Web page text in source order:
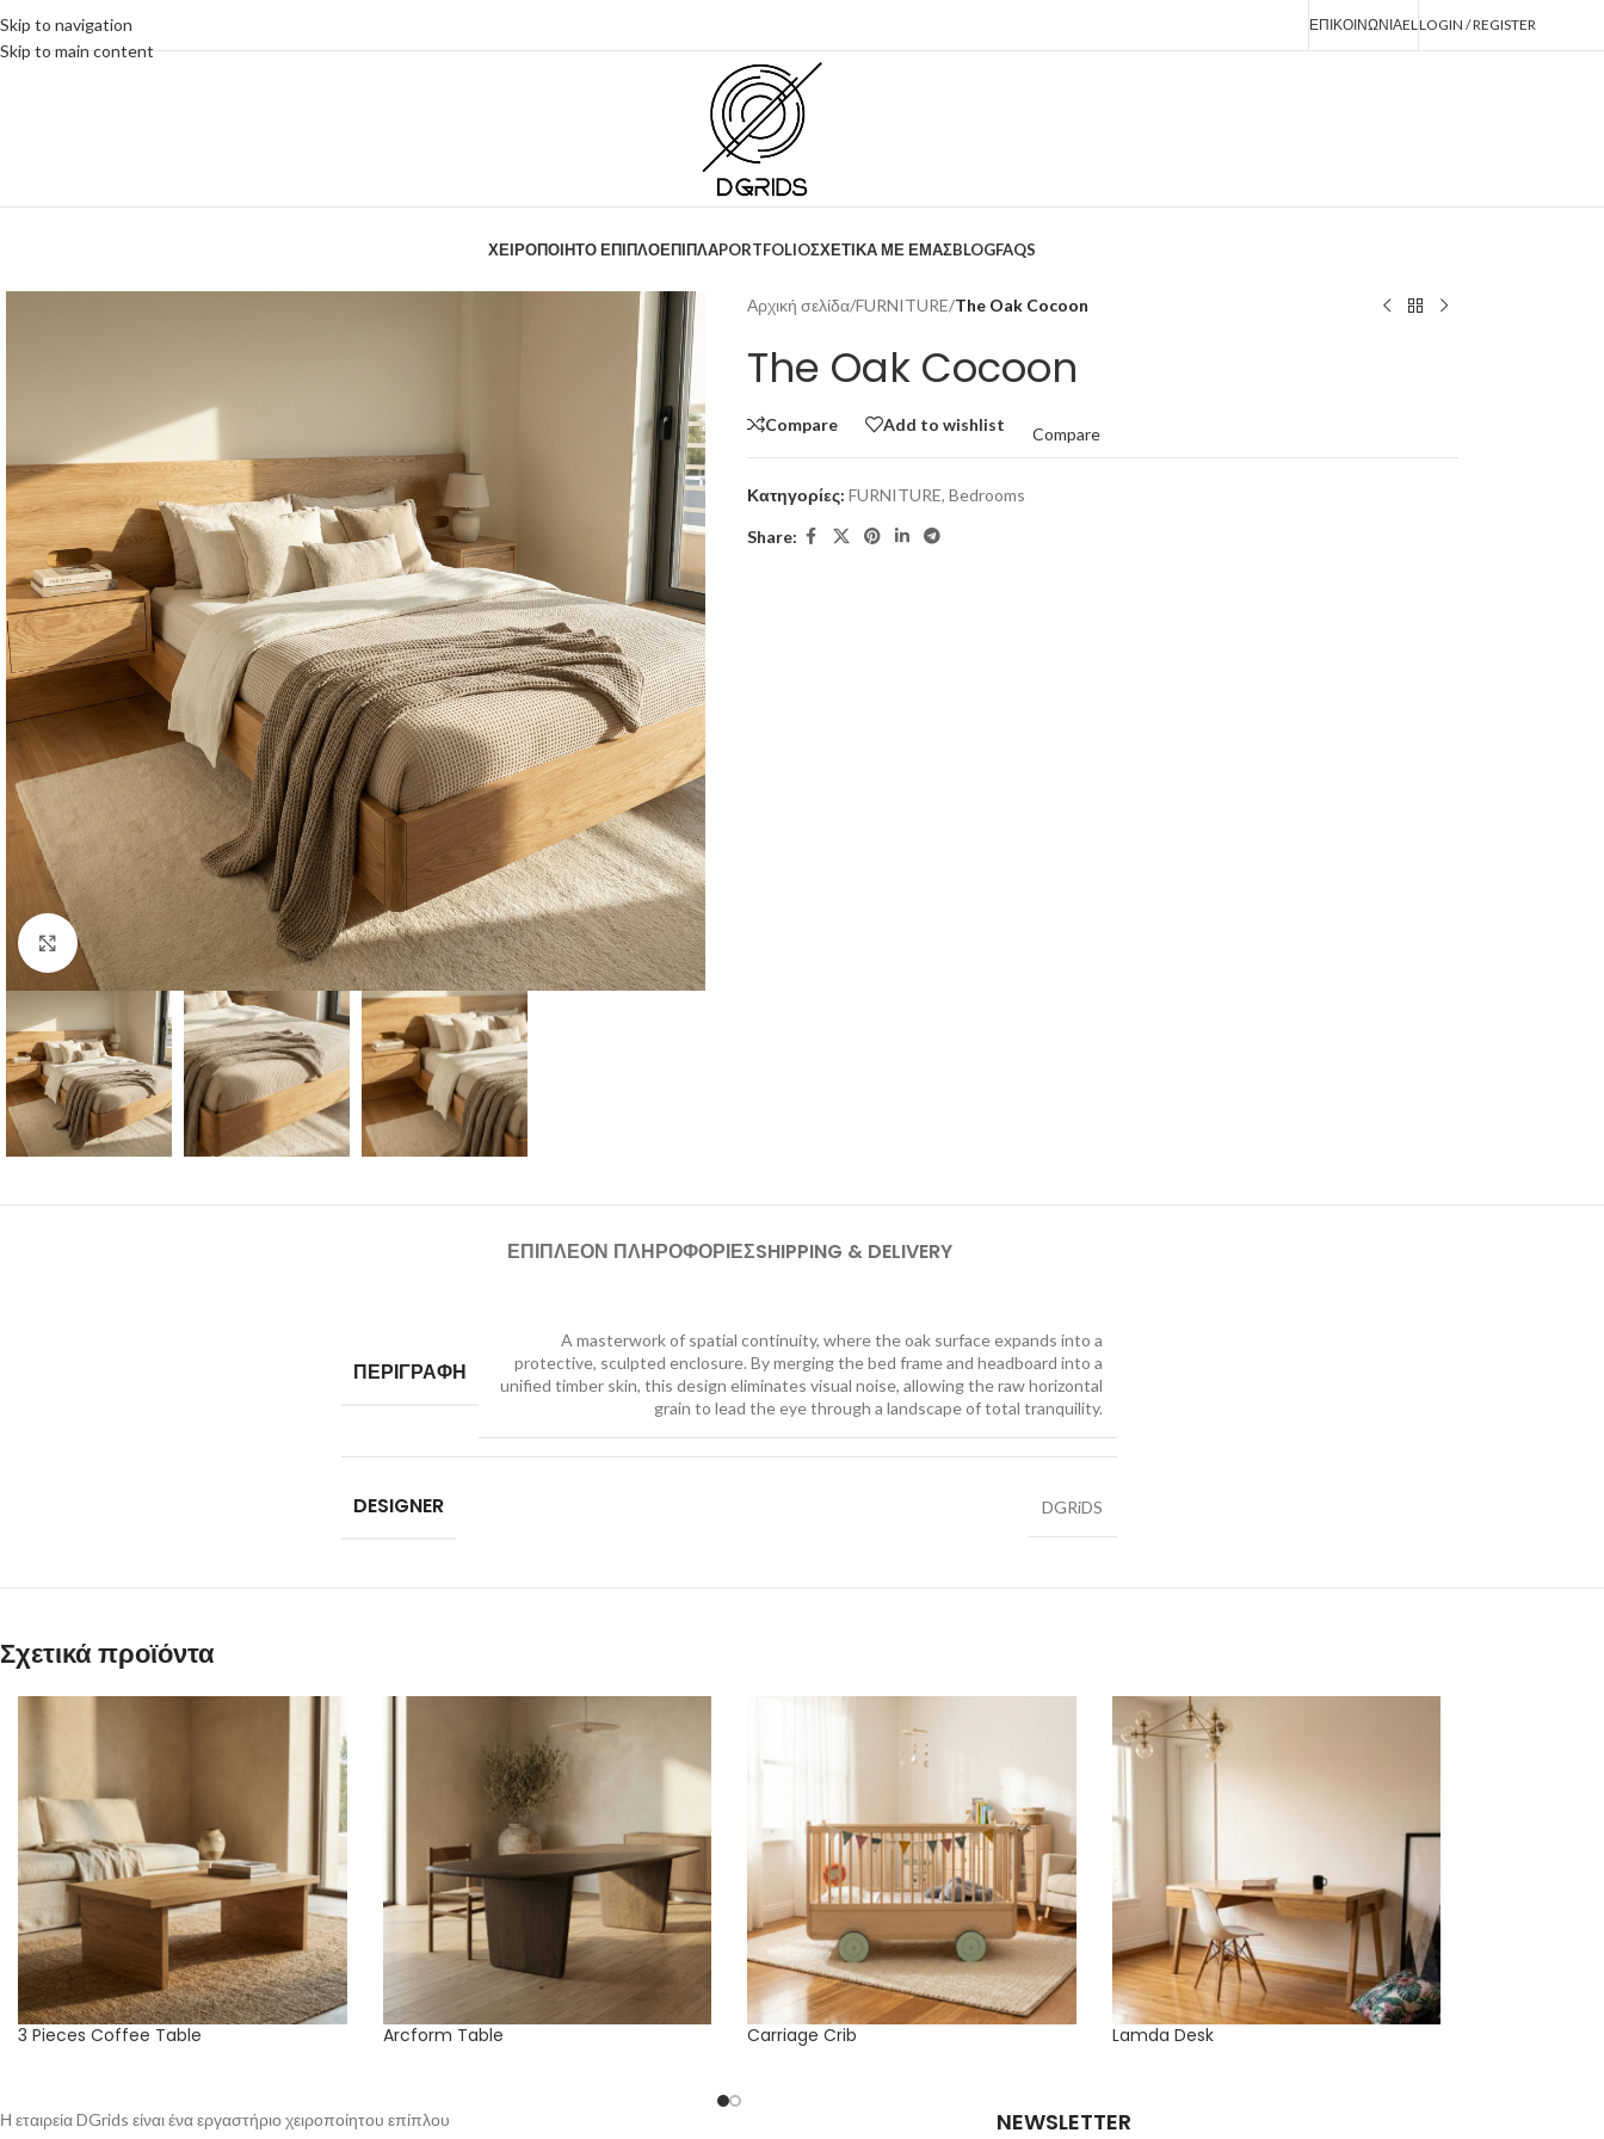
Skip to navigation
Skip to main content
ΕΠΙΚΟΙΝΩΝΙΑELLOGIN / REGISTER
ΧΕΙΡΟΠΟΙΗΤΟ ΕΠΙΠΛΟΕΠΙΠΛΑPORTFOLIOΣΧΕΤΙΚΑ ΜΕ ΕΜΑΣBLOGFAQS
Click to enlarge
Αρχική σελίδα/FURNITURE/The Oak Cocoon
The Oak Cocoon
Compare Add to wishlist
Compare
Κατηγορίες: FURNITURE, Bedrooms
Share:
ΕΠΙΠΛΕΟΝ ΠΛΗΡΟΦΟΡΙΕΣSHIPPING & DELIVERY
ΠΕΡΙΓΡΑΦΗ
A masterwork of spatial continuity, where the oak surface expands into a
protective, sculpted enclosure. By merging the bed frame and headboard into a
unified timber skin, this design eliminates visual noise, allowing the raw horizontal
grain to lead the eye through a landscape of total tranquility.
DESIGNER DGRiDS
Σχετικά προϊόντα
3 Pieces Coffee Table Arcform Table Carriage Crib Lamda Desk
Η εταιρεία DGrids είναι ένα εργαστήριο χειροποίητου επίπλου
NEWSLETTER